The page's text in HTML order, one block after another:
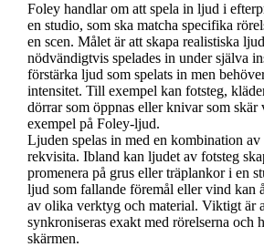
Foley handlar om att spela in ljud i
en studio, som ska matcha specifika
en scen. Målet är att skapa realistiska
nödvändigtvis spelades in under själva
förstärka ljud som spelats in men
intensitet. Till exempel kan fotsteg,
dörrar som öppnas eller knivar som skär
exempel på Foley-ljud.
Ljuden spelas in med en kombination
rekvisita. Ibland kan ljudet av fotsteg
promenera på grus eller träplankor i en
ljud som fallande föremål eller vind kan
av olika verktyg och material. Viktigt är
synkroniseras exakt med rörelserna och
skärmen.